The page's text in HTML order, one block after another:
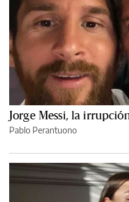
Jorge Messi, la
Pablo Perantuono